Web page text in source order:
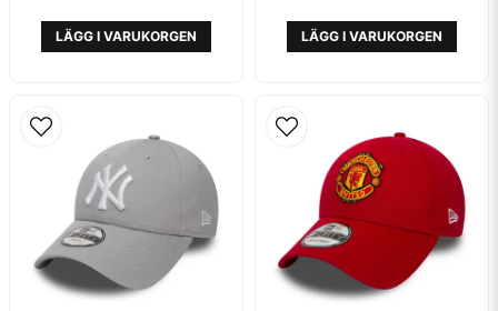
LÄGG I VARUKORGEN LÄGG I VARUKORGEN